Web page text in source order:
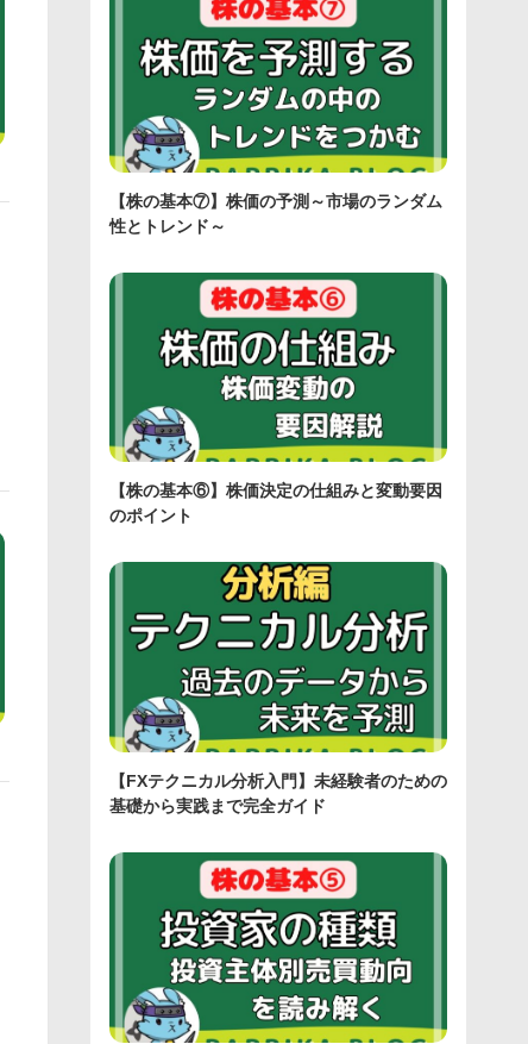
【株の基本⑦】株価の予測～市場のランダム
性とトレンド～
【株の基本⑥】株価決定の仕組みと変動要因
のポイント
【FXテクニカル分析入門】未経験者のための
基礎から実践まで完全ガイド